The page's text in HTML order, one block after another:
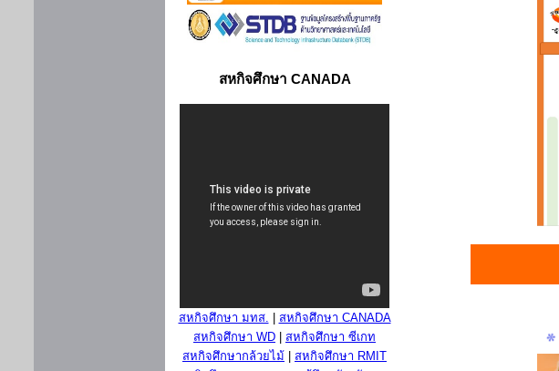
สหกิจศึกษา CANADA
สหกิจศึกษา มทส.
สหกิจศึกษา CANADA
สหกิจศึกษา WD
สหกิจศึกษา ซีเกท
สหกิจศึกษากล้วยไม้
สหกิจศึกษา RMIT